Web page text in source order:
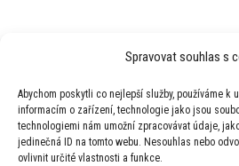
Spravovat souhlas s
Abychom poskytli co nejlepší služby, používáme k
informacím o zařízení, technologie jako jsou
technologiemi nám umožní zpracovávat údaje,
jedinečná ID na tomto webu. Nesouhlas nebo
ovlivnit určité vlastnosti a funkce.
Horeckého
Web vytvořila firmaRUDI
agenturou